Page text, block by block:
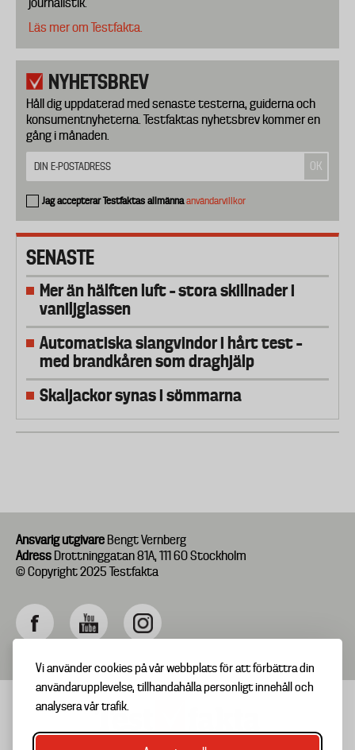
Vi använder cookies på vår webbplats för att förbättra din
användarupplevelse, tillhandahålla personligt innehåll och
analysera vår trafik.
Läs mer om Testfakta.
NYHETSBREV
Håll dig uppdaterad med senaste testerna, guiderna och
konsumentnyheterna. Testfaktas nyhetsbrev kommer en
gång i månaden.
Jag accepterar Testfaktas allmännaanvändarvillkor
SENASTE
Mer än hälften luft – stora skillnader i
vaniljglassen
Automatiska slangvindor i hårt test –
med brandkåren som draghjälp
Skaljackor synas i sömmarna
Ansvarig utgivare Bengt Vernberg
Adress Drottninggatan 81A, 111 60 Stockholm
© Copyright 2025 Testfakta